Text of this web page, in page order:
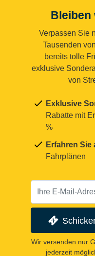
Bleiben
Verpassen Sie
Tausenden
bereits tolle
exklusive
von
Exklusive
Rabatte mit
%
Erfahren Sie
Fahrplänen
Wir versenden nur
jederzeit